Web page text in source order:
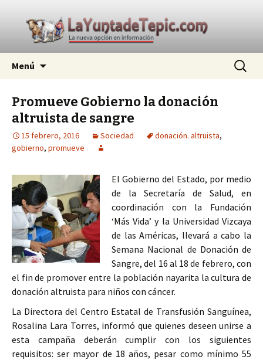
La Yunta de Tepic
La nueva opción en información
Menú Buscar:
Promueve Gobierno la donación
altruista de sangre
15 febrero, 2016 Sociedad donación. altruista,
gobierno, promueve
El Gobierno del Estado, por medio
de la Secretaría de Salud, en
coordinación con la Fundación
‘Más Vida’ y la Universidad Vizcaya
de las Américas, llevará a cabo la
Semana Nacional de Donación de
Sangre, del 16 al 18 de febrero, con
el fin de promover entre la población nayarita la cultura de
donación altruista para niños con cáncer.
La Directora del Centro Estatal de Transfusión Sanguínea,
Rosalina Lara Torres, informó que quienes deseen unirse a
esta campaña deberán cumplir con los siguientes
requisitos: ser mayor de 18 años, pesar como mínimo 55